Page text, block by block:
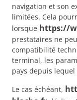
navigation et son
limitées. Cela
lorsque https://
prestataires ne
compatibilité
terminal, les
pays depuis
Le cas échéant,